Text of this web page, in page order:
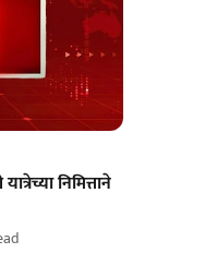
निमित्ताने